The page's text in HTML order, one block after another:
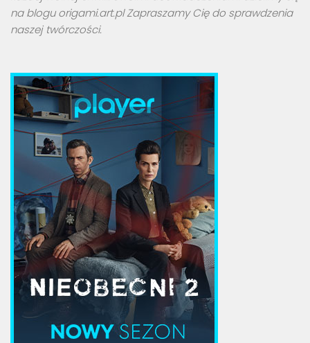
na blogu origami.art.pl Zapraszamy Cię do sprawdzenia
naszej twórczości.